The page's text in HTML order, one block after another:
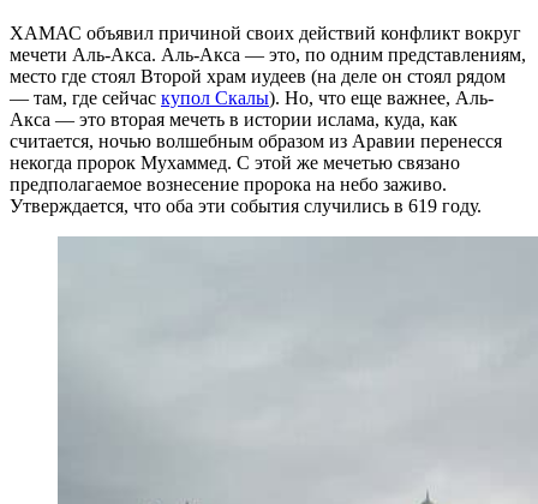
ХАМАС объявил причиной своих действий конфликт вокруг
мечети Аль-Акса. Аль-Акса — это, по одним представлениям,
место где стоял Второй храм иудеев (на деле он стоял рядом
— там, где сейчас купол Скалы). Но, что еще важнее, Аль-
Акса — это вторая мечеть в истории ислама, куда, как
считается, ночью волшебным образом из Аравии перенесся
некогда пророк Мухаммед. С этой же мечетью связано
предполагаемое вознесение пророка на небо заживо.
Утверждается, что оба эти события случились в 619 году.